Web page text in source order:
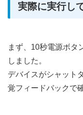
実際に実行し
まず、10秒電源ボタ
しました。
デバイスがシャット
覚フィードバックで